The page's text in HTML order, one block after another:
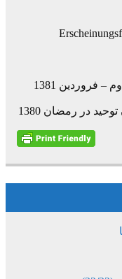
1381
در رمضان 1380